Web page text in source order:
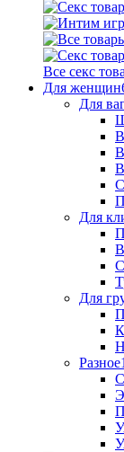
Все секс
Для женщин
Для
Для
Для
Разное